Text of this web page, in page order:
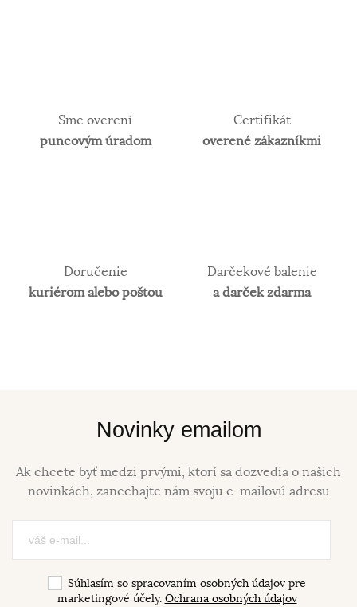
Sme overení
puncovým úradom
Certifikát
overené zákazníkmi
Doručenie
kuriérom alebo poštou
Darčekové balenie
a darček zdarma
Novinky emailom
Ak chcete byť medzi prvými, ktorí sa dozvedia o našich
novinkách, zanechajte nám svoju e-mailovú adresu
Súhlasím so spracovaním osobných údajov pre
marketingové účely. Ochrana osobných údajov